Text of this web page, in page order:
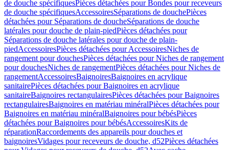
de douche spécifiquesPièces détachées pour Bondes pour receveurs
de douche spécifiquesAccessoiresSéparations de douchePièces
détachées pour Séparations de doucheSéparations de douche
latérales pour douche de plain-piedPièces détachées pour
Séparations de douche latérales pour douche de plain-
piedAccessoiresPièces détachées pour AccessoiresNiches de
rangement pour douchesPièces détachées pour Niches de rangement
pour douchesNiches de rangementPièces détachées pour Niches de
rangementAccessoiresBaignoiresBaignoires en acrylique
sanitairePièces détachées pour Baignoires en acrylique
sanitaireBaignoires rectangulairesPièces détachées pour Baignoires
rectangulairesBaignoires en matériau minéralPièces détachées pour
Baignoires en matériau minéralBaignoires pour bébésPièces
détachées pour Baignoires pour bébésAccessoiresKits de
réparationRaccordements des appareils pour douches et
baignoiresVidages pour receveurs de douche, d52Pièces détachées